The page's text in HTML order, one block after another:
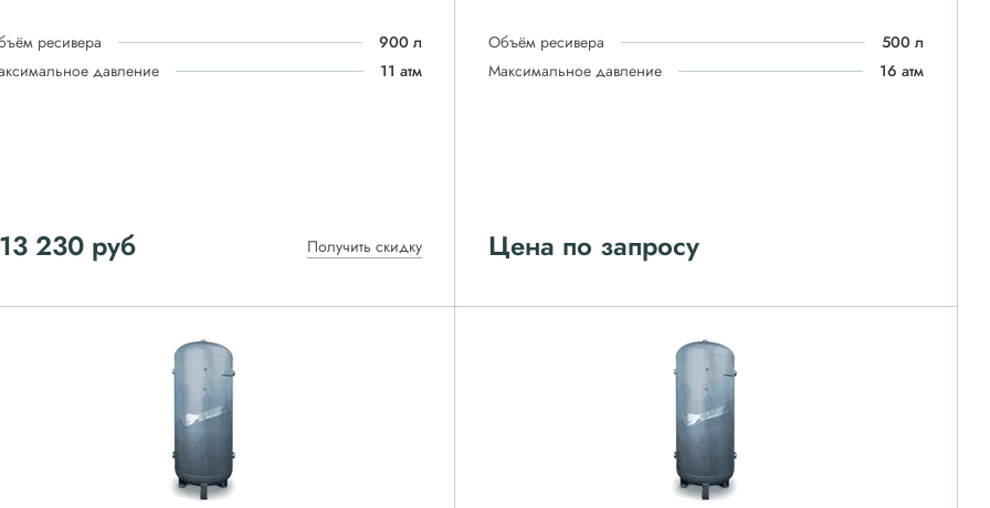
ресивера
900 л
давление
11 атм
230 руб Получить скидку
Объём ресивера
500 л
Максимальное давление
16 атм
Цена по запросу